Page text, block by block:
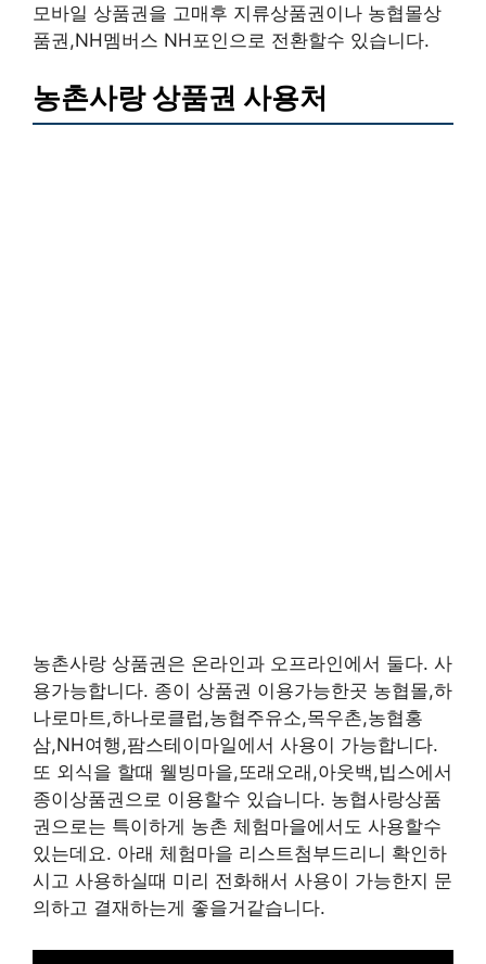
모바일 상품권을 고매후 지류상품권이나 농협몰상
품권,NH멤버스 NH포인으로 전환할수 있습니다.
농촌사랑 상품권 사용처
농촌사랑 상품권은 온라인과 오프라인에서 둘다. 사
용가능합니다. 종이 상품권 이용가능한곳 농협몰,하
나로마트,하나로클럽,농협주유소,목우촌,농협홍
삼,NH여행,팜스테이마일에서 사용이 가능합니다.
또 외식을 할때 웰빙마을,또래오래,아웃백,빕스에서
종이상품권으로 이용할수 있습니다. 농협사랑상품
권으로는 특이하게 농촌 체험마을에서도 사용할수
있는데요. 아래 체험마을 리스트첨부드리니 확인하
시고 사용하실때 미리 전화해서 사용이 가능한지 문
의하고 결재하는게 좋을거같습니다.